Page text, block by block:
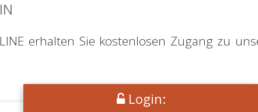
erhalten Sie kostenlosen Zugang zu
Login: